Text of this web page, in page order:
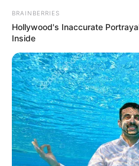
BRAINBERRIES
Hollywood's Inaccurate
Inside